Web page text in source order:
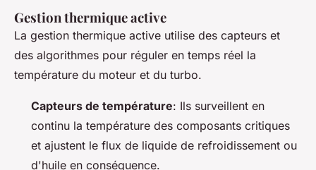
Gestion thermique active
La gestion thermique active utilise des capteurs et
des algorithmes pour réguler en temps réel la
température du moteur et du turbo.
Capteurs de température: Ils surveillent en
continu la température des composants critiques
et ajustent le flux de liquide de refroidissement ou
d'huile en conséquence.